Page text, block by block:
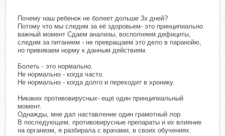
Почему наш ребенок не болеет дольше 3х дней?
Потому что мы следим за её здоровьем- это принципиально
важный момент Сдаем анализы, восполняем дефициты,
следим за питанием - не превращаем это дело в паранойю,
но прививаем норму к данным действиям.
Болеть - это нормально.
Не нормально - когда часто.
Не нормально - когда долго и переходит в хронику.
Никаких противовирусных- ещё один принципиальный
момент.
Однажды, мне дал наставление один грамотный лор.
В последующем, противовирусные препараты и их влияние
на организм, я разбирала с врачами, в своих обучениях.